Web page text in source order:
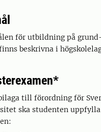
för utbildning på
beskrivna i
till förordning för
ska studenten